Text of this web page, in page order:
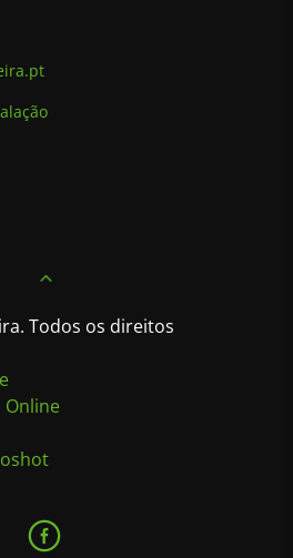
Todos os direitos
Online